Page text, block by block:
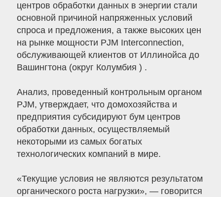
центров обработки данных в энергии стали
основной причиной напряженных условий
спроса и предложения, а также высоких цен
на рынке мощности PJM Interconnection,
обслуживающей клиентов от Иллинойса до
Вашингтона (округ Колумбия ) .
Анализ, проведенный контрольным органом
PJM, утверждает, что домохозяйства и
предприятия субсидируют бум центров
обработки данных, осуществляемый
некоторыми из самых богатых
технологических компаний в мире.
«Текущие условия не являются результатом
органического роста нагрузки», — говорится